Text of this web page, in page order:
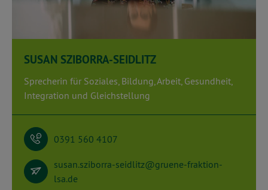
SUSAN SZIBORRA-SEIDLITZ
Sprecherin für Soziales, Bildung, Arbeit, Gesundheit,
Integration und Gleichstellung
0391 560 4107
susan.sziborra-seidlitz@gruene-fraktion-
lsa.de